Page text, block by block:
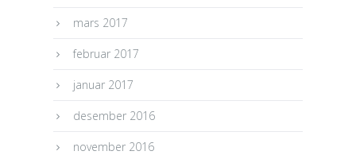
mars 2017
februar 2017
januar 2017
desember 2016
november 2016